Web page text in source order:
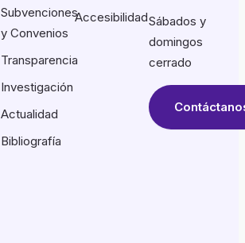
Subvenciones
y Convenios
Transparencia
Investigación
Actualidad
Bibliografía
AccesibilidadSábados y
domingos
cerrado